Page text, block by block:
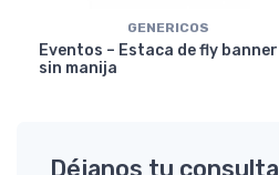
GENERICOS
Eventos – Estaca de fly banner
sin manija
Déjanos tu consulta